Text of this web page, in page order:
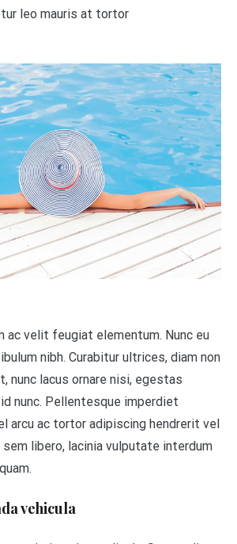
leo mauris at tortor
ac velit feugiat elementum. Nunc eu
nibh. Curabitur ultrices, diam non
nunc lacus ornare nisi, egestas
nunc. Pellentesque imperdiet
arcu ac tortor adipiscing hendrerit vel
sem libero, lacinia vulputate interdum
vehicula